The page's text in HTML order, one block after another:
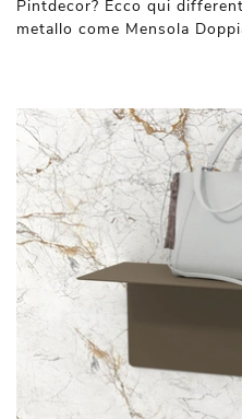
Pintdecor? Ecco qui
metallo come Mensola